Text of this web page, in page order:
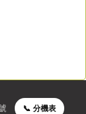
📞 分機表